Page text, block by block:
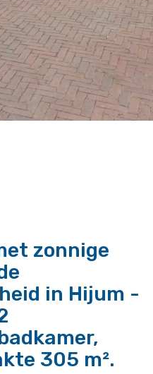
zonnige
in Hijum -
305 m².